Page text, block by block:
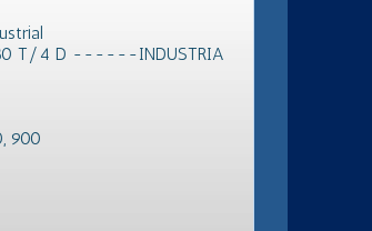
T/4 D ------INDUSTRIA
900